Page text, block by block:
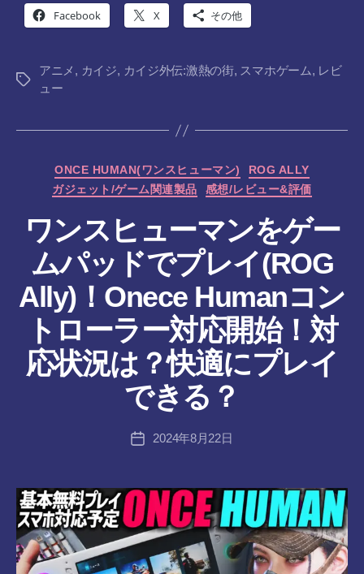
Facebook X その他
タ
アニメ , カイジ, カイジ外伝:激熱の街, スマホゲーム, レビ
ュー
カ
テ
ONCE HUMAN(ワンスヒューマン)
ROG ALLY
ガジェット/ゲーム関連製品
感想/レビュー&評価
ワンスヒューマンをゲー
ムパッドでプレイ(ROG
Ally)！Onece Humanコン
トローラー対応開始！対
応状況は？快適にプレイ
できる？
投
稿
作
成
者
a
8-
vr
投
2024年8月22日